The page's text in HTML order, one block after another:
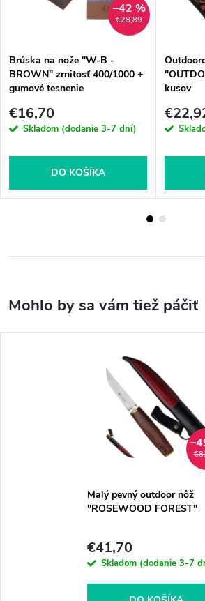
€28,89
–42 %
Brúska na nože "W-B -
BROWN" zrnitosť 400/1000 +
gumové tesnenie
€16,70
Skladom (dodanie 3-7 dní)
DO KOŠÍKA
kusov
Malý pevný outdoor nôž
"ROSEWOOD FOREST"
€41,70
Skladom (dodanie 3-7